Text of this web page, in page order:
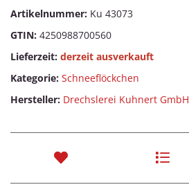
Artikelnummer: Ku 43073
GTIN: 4250988700560
Lieferzeit: derzeit ausverkauft
Kategorie: Schneeflöckchen
Hersteller: Drechslerei Kuhnert GmbH